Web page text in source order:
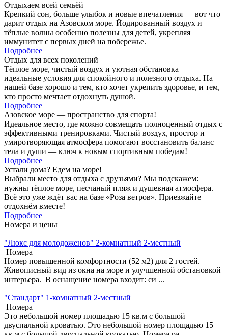
Отдыхаем всей семьёй
Крепкий сон, больше улыбок и новые впечатления — вот что
дарит отдых на Азовском море. Йодированный воздух и
тёплые волны особенно полезны для детей, укрепляя
иммунитет с первых дней на побережье.
Подробнее
Отдых для всех поколений
Тёплое море, чистый воздух и уютная обстановка —
идеальные условия для спокойного и полезного отдыха. На
нашей базе хорошо и тем, кто хочет укрепить здоровье, и тем,
кто просто мечтает отдохнуть душой.
Подробнее
Азовское море — пространство для спорта!
Идеальное место, где можно совмещать полноценный отдых с
эффективными тренировками. Чистый воздух, простор и
умиротворяющая атмосфера помогают восстановить баланс
тела и души — ключ к новым спортивным победам!
Подробнее
Устали дома? Едем на море!
Выбрали место для отдыха с друзьями? Мы подскажем:
нужны тёплое море, песчаный пляж и душевная атмосфера.
Всё это уже ждёт вас на базе «Роза ветров». Приезжайте —
отдохнём вместе!
Подробнее
Номера и цены
"Люкс для молодоженов" 2-комнатный 2-местный
Номера
Номер повышенной комфортности (52 м2) для 2 гостей.
Живописный вид из окна на море и улучшенной обстановкой
интерьера. В оснащение номера входит: си ...
"Стандарт" 1-комнатный 2-местный
Номера
Это небольшой номер площадью 15 кв.м с большой
двуспальной кроватью. Это небольшой номер площадью 15